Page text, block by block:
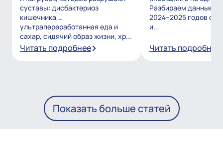
суставы: дисбактериоз
кишечника,
ультрапереработанная еда и
сахар, сидячий образ жизни, хр...
Читать подробнее
Разбираем данные
2024–2025 годов о
и...
Читать подробнее
Показать больше статей